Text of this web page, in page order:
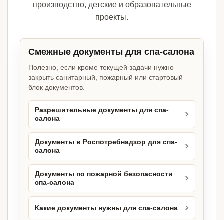
производство, детские и образовательные
проекты.
Смежные документы для спа-салона
Полезно, если кроме текущей задачи нужно
закрыть санитарный, пожарный или стартовый
блок документов.
Разрешительные документы для спа-
салона
Документы в Роспотребнадзор для спа-
салона
Документы по пожарной безопасности
спа-салона
Какие документы нужны для спа-салона